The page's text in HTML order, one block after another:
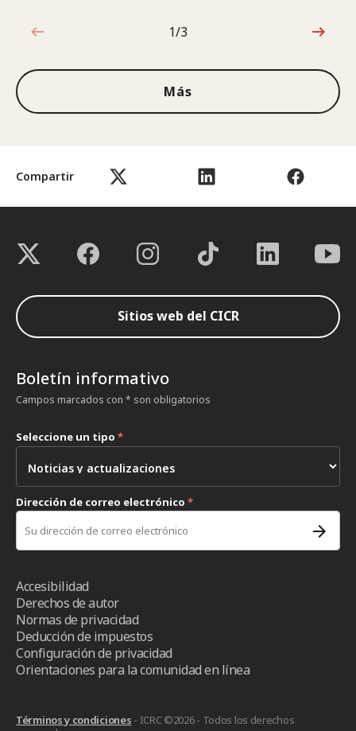
Compartir
1de3
1/3
Más
Sitios web del CICR
Boletín informativo
Campos marcados con * son obligatorios
Seleccione un tipo *
Dirección de correo electrónico *
Accesibilidad
Derechos de autor
Normas de privacidad
Deducción de impuestos
Configuración de privacidad
Orientaciones para la comunidad en línea
Términos y condiciones - ICRC ©2026 - Todos los derechos